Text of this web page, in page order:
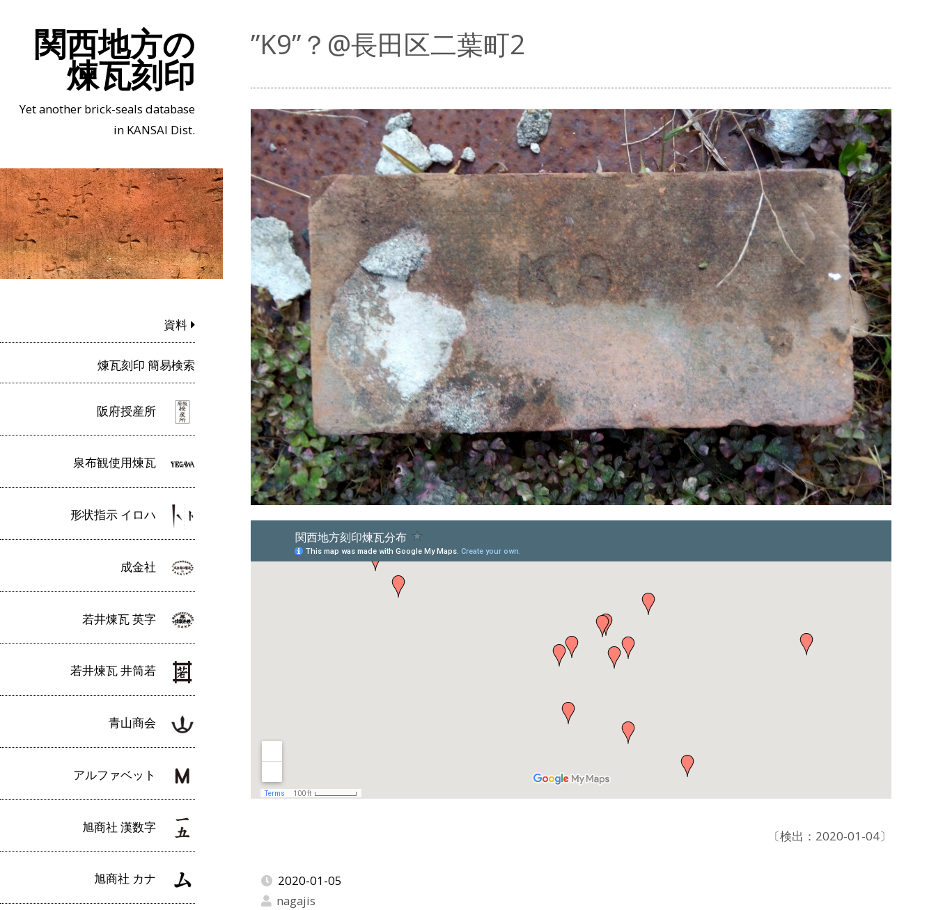
関西地方の
煉瓦刻印
Yet another brick-seals database
in KANSAI Dist.
資料
煉瓦刻印 簡易検索
阪府授産所
泉布観使用煉瓦
形状指示 イロハ
成金社
若井煉瓦 英字
若井煉瓦 井筒若
青山商会
アルファベット
旭商社 漢数字
旭商社 カナ
”K9”？@長田区二葉町2
〔検出：2020-01-04〕
2020-01-05
nagajis